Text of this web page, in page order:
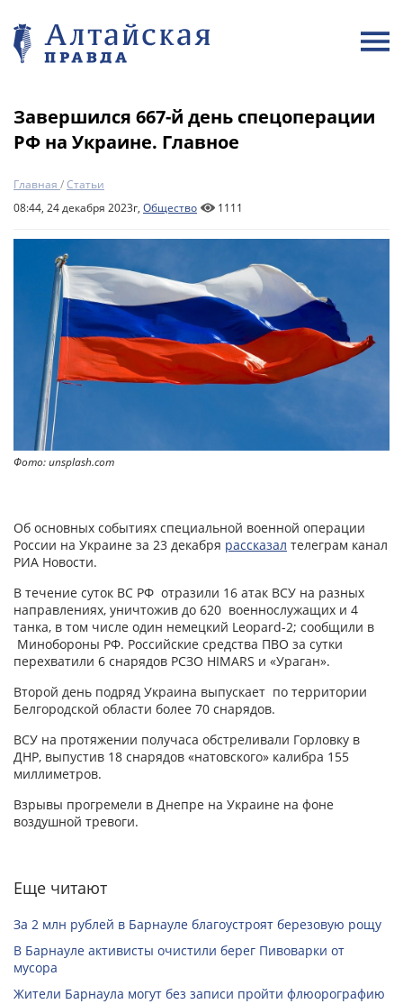
Завершился 667-й день спецоперации
РФ на Украине. Главное
Главная /Статьи
08:44, 24 декабря 2023г, Общество 1111
Фото: unsplash.com
Об основных событиях специальной военной операции
России на Украине за 23 декабря рассказал телеграм канал
РИА Новости.
В течение суток ВС РФ отразили 16 атак ВСУ на разных
направлениях, уничтожив до 620 военнослужащих и 4
танка, в том числе один немецкий Leopard-2; сообщили в
Минобороны РФ. Российские средства ПВО за сутки
перехватили 6 снарядов РСЗО HIMARS и «Ураган».
Второй день подряд Украина выпускает по территории
Белгородской области более 70 снарядов.
ВСУ на протяжении получаса обстреливали Горловку в
ДНР, выпустив 18 снарядов «натовского» калибра 155
миллиметров.
Взрывы прогремели в Днепре на Украине на фоне
воздушной тревоги.
Еще читают
За 2 млн рублей в Барнауле благоустроят березовую рощу
В Барнауле активисты очистили берег Пивоварки от
мусора
Жители Барнаула могут без записи пройти флюорографию